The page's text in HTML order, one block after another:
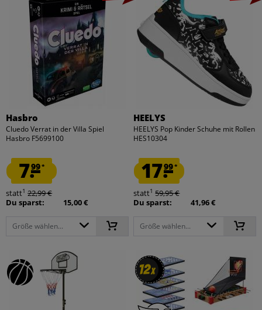
Hasbro
Cluedo Verrat in der Villa Spiel
Hasbro F5699100
7.99*
statt1 22,99 €
Du sparst:
15,00 €
Größe wählen...
HEELYS
HEELYS Pop Kinder Schuhe mit Rollen
HES10304
17.99*
statt1 59,95 €
Du sparst:
41,96 €
Größe wählen...
12x
12x